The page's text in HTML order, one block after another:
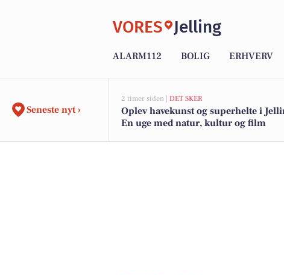
VORES Jelling
ALARM112 BOLIG ERHVERV
Seneste nyt ›
2 timer siden | DET SKER
Oplev havekunst og superhelte i
En uge med natur, kultur og film